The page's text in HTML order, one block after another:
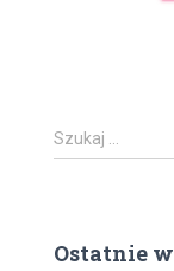
S
z
j
Szukaj …
Ostatnie